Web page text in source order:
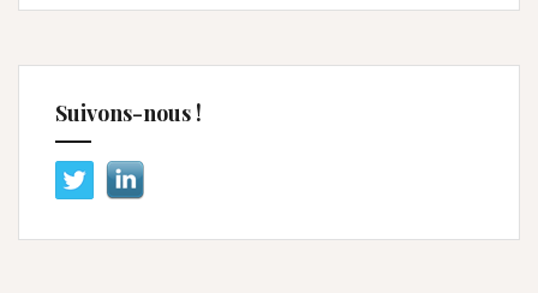
Suivons-nous !